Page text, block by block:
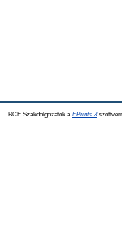
BCE Szakdolgozatok a EPrints 3